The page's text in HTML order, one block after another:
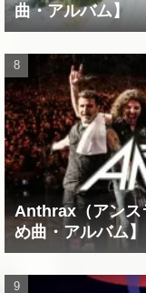
曲・アルバム】
Anthrax（アンス
め曲・アルバム】